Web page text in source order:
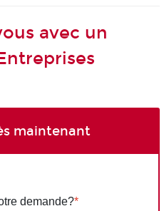
avec un
maintenant